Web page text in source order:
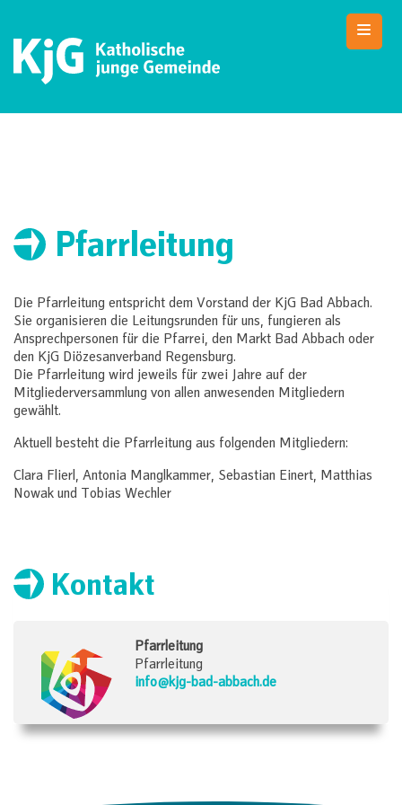
content
Pfarr­leitung
Die Pfarrleitung entspricht dem Vorstand der KjG Bad Abbach.
Sie organisieren die Leitungsrunden für uns, fungieren als
Ansprechpersonen für die Pfarrei, den Markt Bad Abbach oder
den KjG Diözesanverband Regensburg.
Die Pfarrleitung wird jeweils für zwei Jahre auf der
Mitgliederversammlung von allen anwesenden Mitgliedern
gewählt.
Aktuell besteht die Pfarrleitung aus folgenden Mitgliedern:
Clara Flierl, Antonia Manglkammer, Sebastian Einert, Matthias
Nowak und Tobias Wechler
Kontakt
Pfarrleitung
Pfarrleitung
info@kjg-bad-abbach.de